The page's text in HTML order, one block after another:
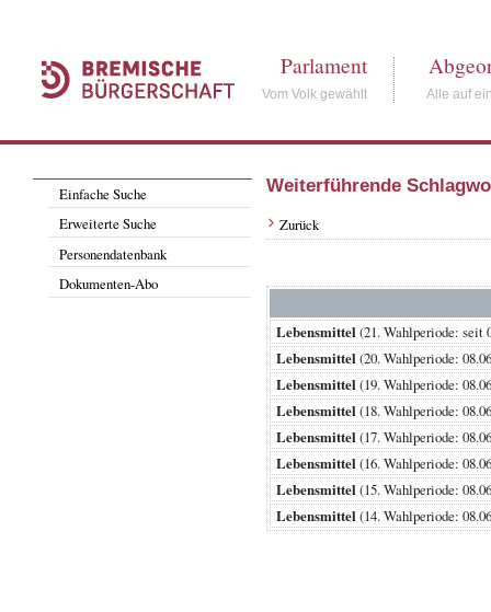
Parlament
Vom Volk gewählt Alle auf
Einfache Suche
Erweiterte Suche
Personendatenbank
Dokumenten-Abo
Weiterführende
Zurück
Lebensmittel (21. Wahlperiode:
Lebensmittel (20. Wahlperiode:
Lebensmittel (19. Wahlperiode:
Lebensmittel (18. Wahlperiode:
Lebensmittel (17. Wahlperiode:
Lebensmittel (16. Wahlperiode:
Lebensmittel (15. Wahlperiode:
Lebensmittel (14. Wahlperiode: